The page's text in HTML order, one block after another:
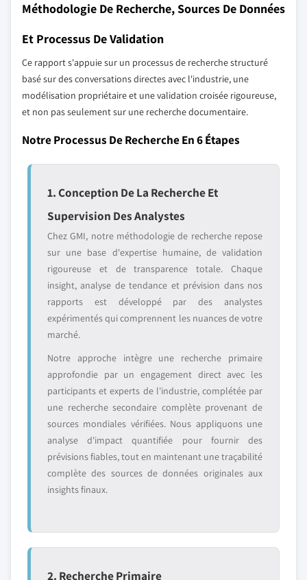
Méthodologie De Recherche, Sources De Données
Et Processus De Validation
Ce rapport s'appuie sur un processus de recherche structuré
basé sur des conversations directes avec l'industrie, une
modélisation propriétaire et une validation croisée rigoureuse,
et non pas seulement sur une recherche documentaire.
Notre Processus De Recherche En 6 Étapes
1. Conception De La Recherche Et
Supervision Des Analystes
Chez GMI, notre méthodologie de recherche repose
sur une base d'expertise humaine, de validation
rigoureuse et de transparence totale. Chaque
insight, analyse de tendance et prévision dans nos
rapports est développé par des analystes
expérimentés qui comprennent les nuances de votre
marché.
Notre approche intègre une recherche primaire
approfondie par un engagement direct avec les
participants et experts de l'industrie, complétée par
une recherche secondaire complète provenant de
sources mondiales vérifiées. Nous appliquons une
analyse d'impact quantifiée pour fournir des
prévisions fiables, tout en maintenant une traçabilité
complète des sources de données originales aux
insights finaux.
2. Recherche Primaire